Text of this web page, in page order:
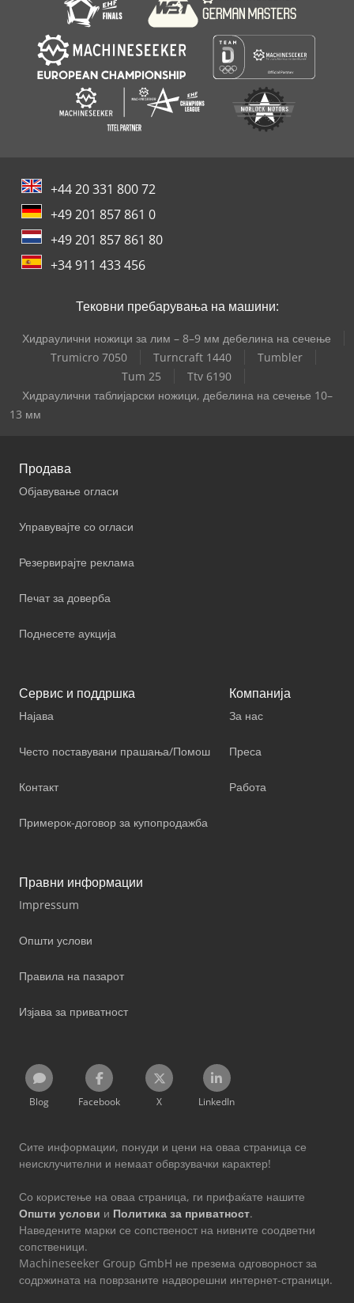
+44 20 331 800 72
+49 201 857 861 0
+49 201 857 861 80
+34 911 433 456
Тековни пребарувања на машини:
Хидраулични ножици за лим – 8–9 мм дебелина на сечење
Trumicro 7050
Turncraft 1440
Tumbler
Tum 25
Ttv 6190
Хидраулични таблијарски ножици, дебелина на сечење 10–
13 мм
Продава
Објавување огласи
Управувајте со огласи
Резервирајте реклама
Печат за доверба
Поднесете аукција
Сервис и поддршка
Најава
Често поставувани прашања/Помош
Контакт
Примерок-договор за купопродажба
Компанија
За нас
Преса
Работа
Правни информации
Impressum
Општи услови
Правила на пазарот
Изјава за приватност
Blog Facebook X LinkedIn
Сите информации, понуди и цени на оваа страница се
неисклучителни и немаат обврзувачки карактер!
Со користење на оваа страница, ги прифаќате нашите
Општи услови и Политика за приватност.
Наведените марки се сопственост на нивните соодветни
сопственици.
Machineseeker Group GmbH не презема одговорност за
содржината на поврзаните надворешни интернет-страници.